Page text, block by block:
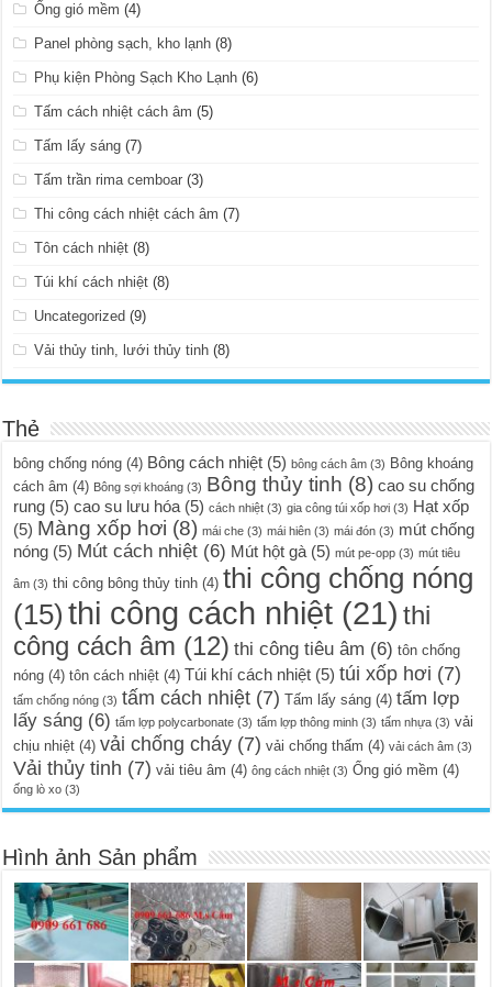
Ống gió mềm (4)
Panel phòng sạch, kho lạnh (8)
Phụ kiện Phòng Sạch Kho Lạnh (6)
Tấm cách nhiệt cách âm (5)
Tấm lấy sáng (7)
Tấm trần rima cemboar (3)
Thi công cách nhiệt cách âm (7)
Tôn cách nhiệt (8)
Túi khí cách nhiệt (8)
Uncategorized (9)
Vải thủy tinh, lưới thủy tinh (8)
Thẻ
bông chống nóng (4) Bông cách nhiệt (5) bông cách âm (3) Bông khoáng
cách âm (4) Bông sợi khoáng (3) Bông thủy tinh (8) cao su chống
rung (5) cao su lưu hóa (5) cách nhiệt (3) gia công túi xốp hơi (3) Hạt xốp
(5) Màng xốp hơi (8) mái che (3) mái hiên (3) mái đón (3) mút chống
nóng (5) Mút cách nhiệt (6) Mút hột gà (5) mút pe-opp (3) mút tiêu
âm (3) thi công bông thủy tinh (4) thi công chống nóng
(15) thi công cách nhiệt (21) thi
công cách âm (12) thi công tiêu âm (6) tôn chống
nóng (4) tôn cách nhiệt (4) Túi khí cách nhiệt (5) túi xốp hơi (7)
tấm chống nóng (3) tấm cách nhiệt (7) Tấm lấy sáng (4) tấm lợp
lấy sáng (6) tấm lợp polycarbonate (3) tấm lợp thông minh (3) tấm nhựa (3) vải
chịu nhiệt (4) vải chống cháy (7) vải chống thấm (4) vải cách âm (3)
Vải thủy tinh (7) vải tiêu âm (4) ông cách nhiệt (3) Ống gió mềm (4)
ống lò xo (3)
Hình ảnh Sản phẩm